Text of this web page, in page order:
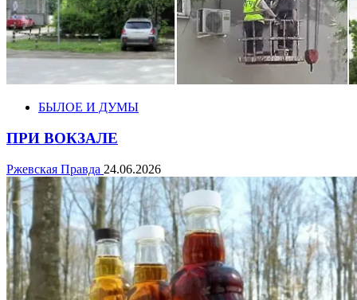
БЫЛОЕ И ДУМЫ
ПРИ ВОКЗАЛЕ
Ржевская Правда 24.06.2026